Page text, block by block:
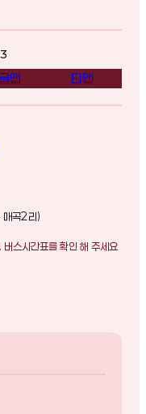
맵 티맵
매곡2리)
스시간표를 확인 해 주세요